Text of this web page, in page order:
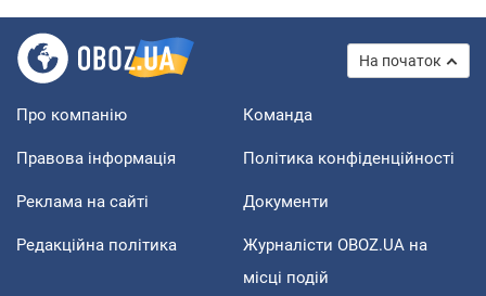
На початок
Про компанію Команда
Правова інформація Політика конфіденційності
Реклама на сайті Документи
Редакційна політика
Журналісти OBOZ.UA на
місці подій